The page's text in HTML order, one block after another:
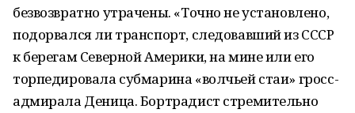
безвозвратно утрачены. «Точно не установлено,
подорвался ли транспорт, следовавший из СССР
к берегам Северной Америки, на мине или его
торпедировала субмарина «волчьей стаи» гросс-
адмирала Деница. Бортрадист стремительно